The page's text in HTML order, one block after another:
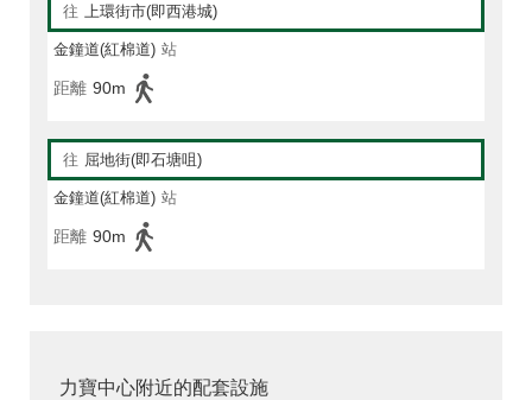
往 上環街市(即西港城)
金鐘道(紅棉道) 站
距離 90m
往 屈地街(即石塘咀)
金鐘道(紅棉道) 站
距離 90m
力寶中心附近的配套設施